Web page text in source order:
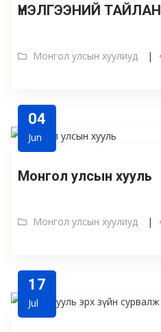
ҮНЭЛГЭЭНИЙ ТАЙЛАН
Монгол улсын хуулиуд
04
Jun
Монгол улсын хууль
Монгол улсын хуулиуд
17
Jul